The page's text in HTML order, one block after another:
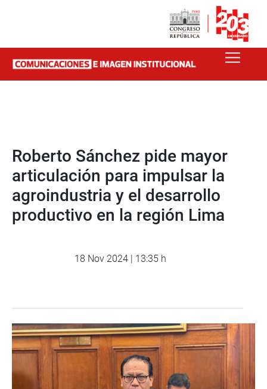
Roberto Sánchez pide mayor
articulación para impulsar la
agroindustria y el desarrollo
productivo en la región Lima
18 Nov 2024 | 13:35 h